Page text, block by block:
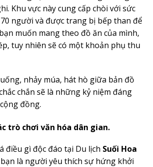
Khu vực này cung cấp chòi với sức
người và được trang bị bếp than để
muốn mang theo đồ ăn của mình,
tuy nhiên sẽ có một khoản phụ thu
nhảy múa, hát hò giữa bản đồ
chắn sẽ là những kỷ niệm đáng
đồng.
trò chơi văn hóa dân gian.
điều gì độc đáo tại Du lịch Suối Hoa
là người yêu thích sự hứng khởi